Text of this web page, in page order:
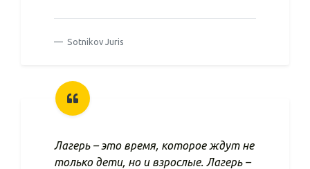
Sotnikov Juris
Лагерь – это время, которое ждут не
только дети, но и взрослые. Лагерь –